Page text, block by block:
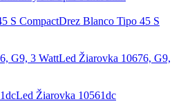
Drez Blanco Tipo 45 S
Led Žiarovka 10676, G9,
Led Žiarovka 10561dc